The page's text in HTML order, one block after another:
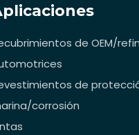
de OEM/
de
corrosión